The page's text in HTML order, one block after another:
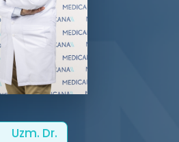
Uzm. Dr.